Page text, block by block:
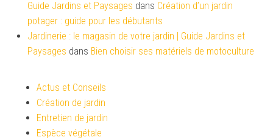
Guide Jardins et Paysages dans Création d’un jardin
potager : guide pour les débutants
Jardinerie : le magasin de votre jardin | Guide Jardins et
Paysages dans Bien choisir ses matériels de motoculture
Actus et Conseils
Création de jardin
Entretien de jardin
Espèce végétale